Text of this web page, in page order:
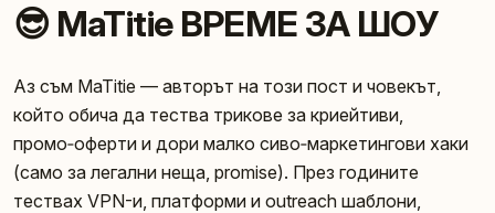
😎 MaTitie ВРЕМЕ ЗА ШОУ
Аз съм MaTitie — авторът на този пост и човекът,
който обича да тества трикове за криейтиви,
промо‑оферти и дори малко сиво‑маркетингови хаки
(само за легални неща, promise). През годините
тествах VPN-и, платформи и outreach шаблони,